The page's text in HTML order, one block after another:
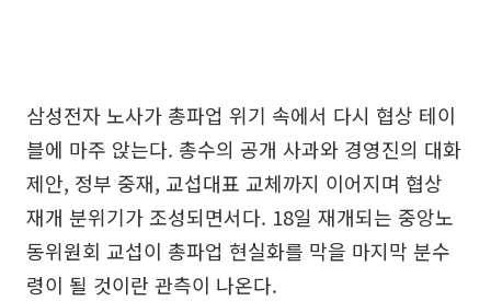
삼성전자 노사가 총파업 위기 속에서 다시 협상 테이
블에 마주 앉는다. 총수의 공개 사과와 경영진의 대화
제안, 정부 중재, 교섭대표 교체까지 이어지며 협상
재개 분위기가 조성되면서다. 18일 재개되는 중앙노
동위원회 교섭이 총파업 현실화를 막을 마지막 분수
령이 될 것이란 관측이 나온다.